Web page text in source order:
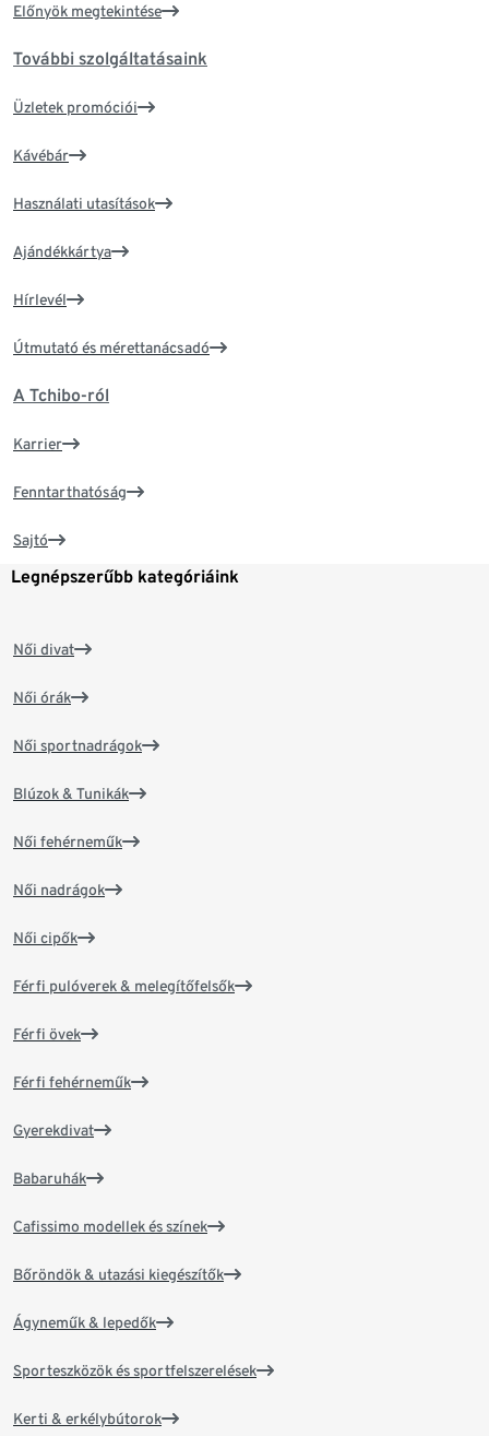
Előnyök megtekintése
További szolgáltatásaink
Üzletek promóciói
Kávébár
Használati utasítások
Ajándékkártya
Hírlevél
Útmutató és mérettanácsadó
A Tchibo-ról
Karrier
Fenntarthatóság
Sajtó
Legnépszerűbb kategóriáink
Női divat
Női órák
Női sportnadrágok
Blúzok & Tunikák
Női fehérneműk
Női nadrágok
Női cipők
Férfi pulóverek & melegítőfelsők
Férfi övek
Férfi fehérneműk
Gyerekdivat
Babaruhák
Cafissimo modellek és színek
Bőröndök & utazási kiegészítők
Ágyneműk & lepedők
Sporteszközök és sportfelszerelések
Kerti & erkélybútorok